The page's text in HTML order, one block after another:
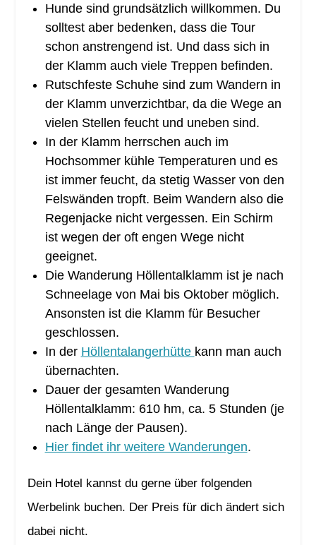
Hunde sind grundsätzlich willkommen. Du
solltest aber bedenken, dass die Tour
schon anstrengend ist. Und dass sich in
der Klamm auch viele Treppen befinden.
Rutschfeste Schuhe sind zum Wandern in
der Klamm unverzichtbar, da die Wege an
vielen Stellen feucht und uneben sind.
In der Klamm herrschen auch im
Hochsommer kühle Temperaturen und es
ist immer feucht, da stetig Wasser von den
Felswänden tropft. Beim Wandern also die
Regenjacke nicht vergessen. Ein Schirm
ist wegen der oft engen Wege nicht
geeignet.
Die Wanderung Höllentalklamm ist je nach
Schneelage von Mai bis Oktober möglich.
Ansonsten ist die Klamm für Besucher
geschlossen.
In der Höllentalangerhütte kann man auch
übernachten.
Dauer der gesamten Wanderung
Höllentalklamm: 610 hm, ca. 5 Stunden (je
nach Länge der Pausen).
Hier findet ihr weitere Wanderungen.
Dein Hotel kannst du gerne über folgenden
Werbelink buchen. Der Preis für dich ändert sich
dabei nicht.